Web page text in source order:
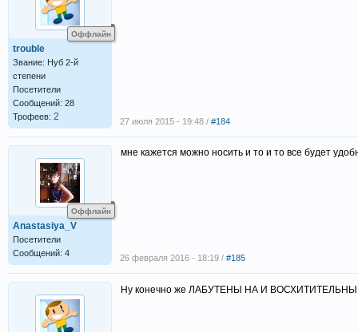
Оффлайн
trouble
Звание: Нуб 2-й
степени
Посетители
Сообщений: 28
Трофеев: 2 27 июля 2015 - 19:48 / #184
Оффлайн
Anastasiya_V
Посетители
Сообщений: 4
мне кажется можно носить и то и то все будет
26 февраля 2016 - 18:19 / #185
Ну конечно же ЛАБУТЕНЫ НА И